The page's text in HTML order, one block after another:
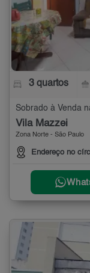
3 quartos
Sobrado à Venda
Vila Mazzei
Zona Norte - São Paulo
Endereço no